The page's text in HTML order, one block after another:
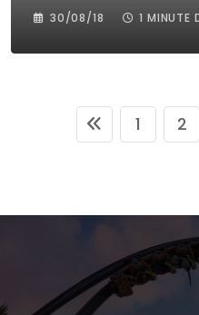
30/08/18 1 MINUTE
1 2